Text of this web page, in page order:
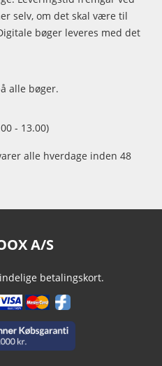
selv, om det skal være til
bøger leveres med det
alle bøger.
- 13.00)
alle hverdage inden 48
A/S
betalingskort.